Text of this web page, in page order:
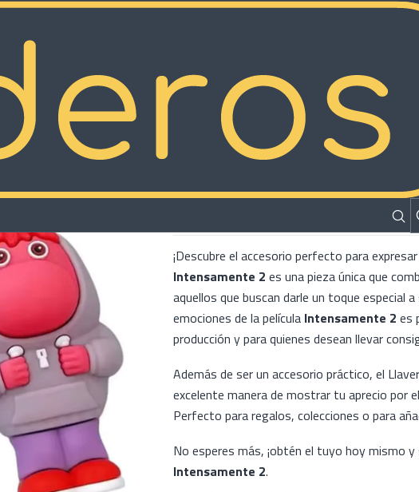
Llavero
COMPRAR AHORA
Mostrar stock de ubicaciones
¡Descubre el accesorio perfecto para
Intensamente 2 es una pieza única que
aquellos que buscan darle un toque especial
emociones de la película Intensamente 2 es
producción y para quienes desean llevar
Además de ser un accesorio práctico, el
excelente manera de mostrar tu aprecio por
Perfecto para regalos, colecciones o para
No esperes más, ¡obtén el tuyo hoy mismo
Intensamente 2.